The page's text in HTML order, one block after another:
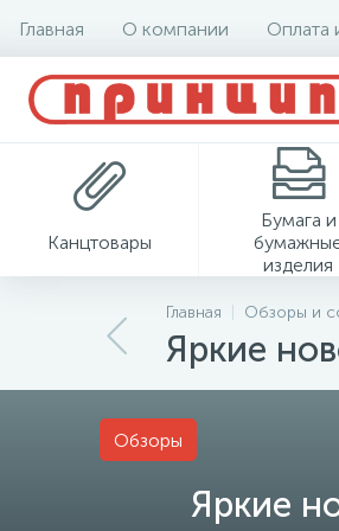
Главная О компании Оплата
Канцтовары
Бумага и
изделия
Главная Обзоры и
Яркие
Яркие
Обзоры